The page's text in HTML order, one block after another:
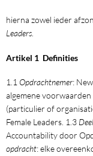
hierna zowel ieder
Leaders
Artikel 1 Definities
1.1 Opdrachtnemer:
algemene
(particulier of
Female Leaders. 1.3
Accountability door
opdracht: elke